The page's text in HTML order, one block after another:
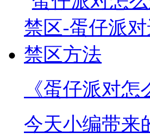
《蛋仔派对
今天小编带来